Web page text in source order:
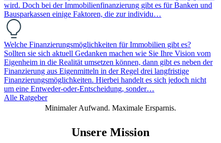
wird. Doch bei der Immobilienfinanzierung gibt es für Banken und
Bausparkassen einige Faktoren, die zur individu…
Welche Finanzierungsmöglichkeiten für Immobilien gibt es?
Sollten sie sich aktuell Gedanken machen wie Sie Ihre Vision vom
Eigenheim in die Realität umsetzen können, dann gibt es neben der
Finanzierung aus Eigenmitteln in der Regel drei langfristige
Finanzierungsmöglichkeiten. Hierbei handelt es sich jedoch nicht
um eine Entweder-oder-Entscheidung, sonder…
Alle Ratgeber
Minimaler Aufwand. Maximale Ersparnis.
Unsere Mission